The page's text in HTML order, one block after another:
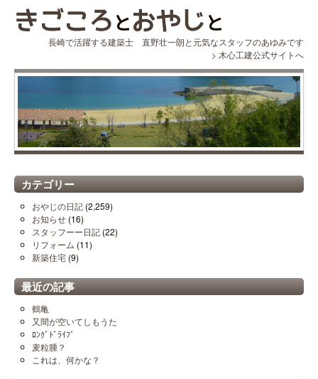
長崎で活躍する建築士 直野壮一朗と元気なスタッフのあゆみです
> 木心工建公式サイトへ
カテゴリー
おやじの日記 (2,259)
お知らせ (16)
スタッフーー日記 (22)
リフォーム (11)
新築住宅 (9)
最近の記事
鶴亀
又間が空いてしもうた
ﾛﾝｸﾞﾄﾞﾗｲﾌﾞ
麦粒腫？
これは、何かな？